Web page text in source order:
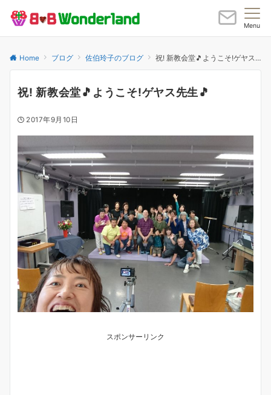
Menu
Home ブログ 佐伯玲子のブログ 祝! 新教会堂🎵ようこそ!ゲヤス先生🎵
祝! 新教会堂🎵ようこそ!ゲヤス先生🎵
2017年9月10日
スポンサーリンク